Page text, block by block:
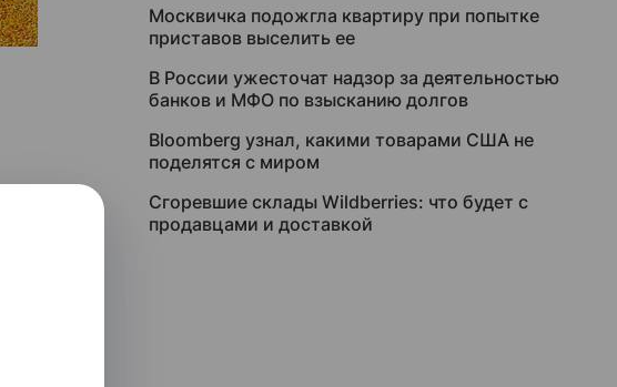
Москвичка подожгла квартиру при попытке
приставов выселить ее
В России ужесточат надзор за деятельностью
банков и МФО по взысканию долгов
Bloomberg узнал, какими товарами США не
поделятся с миром
Сгоревшие склады Wildberries: что будет с
продавцами и доставкой